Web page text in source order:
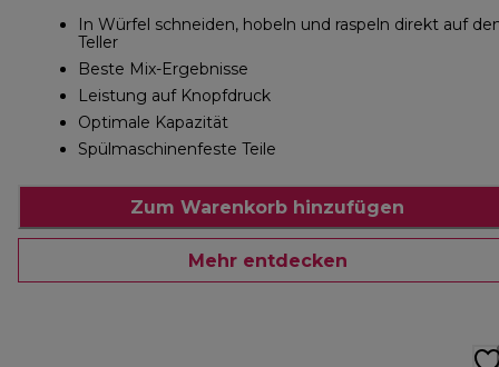
In Würfel schneiden, hobeln und raspeln direkt auf
Teller
Beste Mix-Ergebnisse
Leistung auf Knopfdruck
Optimale Kapazität
Spülmaschinenfeste Teile
Zum Warenkorb hinzufügen
Mehr entdecken